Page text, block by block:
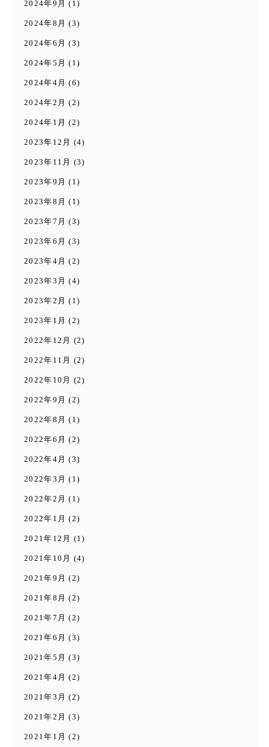
2024年9月 (1)
2024年8月 (3)
2024年6月 (3)
2024年5月 (1)
2024年4月 (6)
2024年2月 (2)
2024年1月 (2)
2023年12月 (4)
2023年11月 (3)
2023年9月 (1)
2023年8月 (1)
2023年7月 (3)
2023年6月 (3)
2023年4月 (2)
2023年3月 (4)
2023年2月 (1)
2023年1月 (2)
2022年12月 (2)
2022年11月 (2)
2022年10月 (2)
2022年9月 (2)
2022年8月 (1)
2022年6月 (2)
2022年4月 (3)
2022年3月 (1)
2022年2月 (1)
2022年1月 (2)
2021年12月 (1)
2021年10月 (4)
2021年9月 (2)
2021年8月 (2)
2021年7月 (2)
2021年6月 (3)
2021年5月 (3)
2021年4月 (2)
2021年3月 (2)
2021年2月 (3)
2021年1月 (2)